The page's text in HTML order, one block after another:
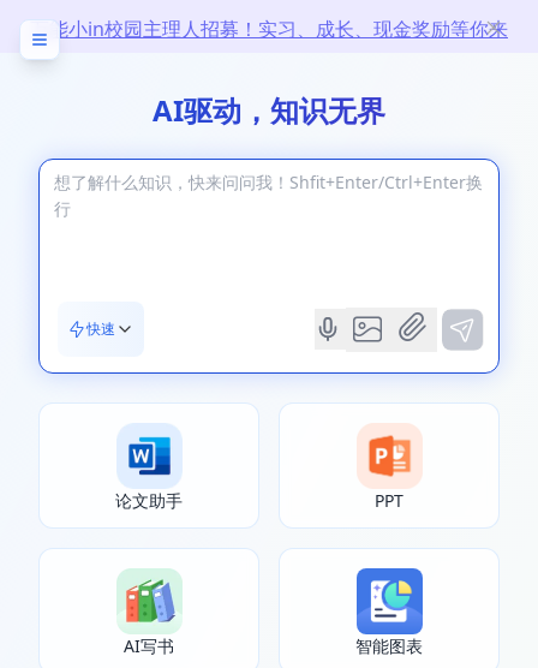
万能小in校园主理人招募！实习、成长、现金奖励等你来
AI驱动，知识无界
快速
论文助手 PPT
AI写书 智能图表